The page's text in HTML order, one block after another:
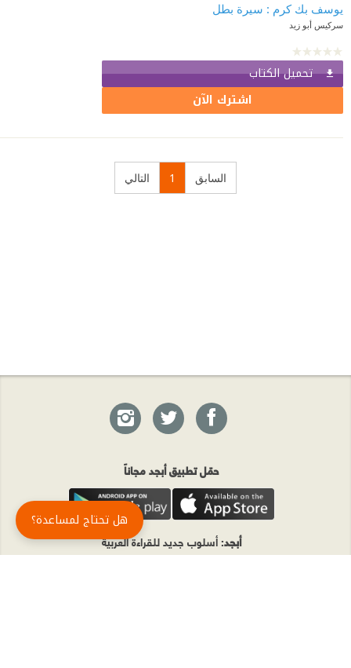
يوسف بك كرم : سيرة بطل
سركيس أبو زيد
تحميل الكتاب
اشترك الآن
السابق 1 التالي
حمّل تطبيق أبجد مجاناً
أبجد: أسلوب جديد للقراءة العربية
هل تحتاج لمساعدة؟